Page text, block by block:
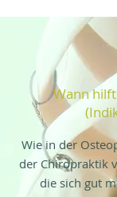
persönliche
Ursache
ausgeschlossen
mit
In unserer
Arthrose und
jedoch die
unserem
Wann
Wie in der
der Chiropraktik
die sich gut